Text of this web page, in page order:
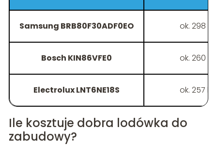
Samsung BRB80F30ADF0EO ok. 298 l
Bosch KIN86VFE0 ok. 260 l
Electrolux LNT6NE18S ok. 257 l
Ile kosztuje dobra lodówka do
zabudowy?